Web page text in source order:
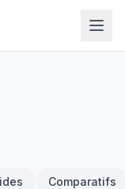
Comparatifs